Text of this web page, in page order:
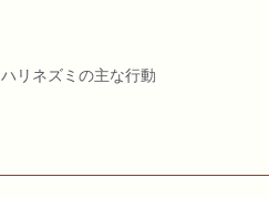
ハリネズミの主な行動